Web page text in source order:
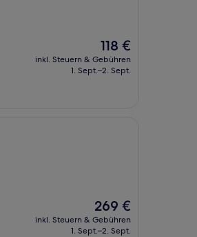
Der
Preis
beträgt
118 €
inkl. Steuern & Gebühren
1. Sept.–2. Sept.
Der
Preis
beträgt
269 €
inkl. Steuern & Gebühren
1. Sept.–2. Sept.